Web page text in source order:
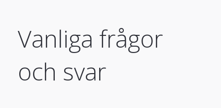
Vanliga frågor
och svar